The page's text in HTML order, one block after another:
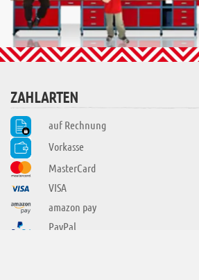
ZAHLARTEN
auf Rechnung
Vorkasse
MasterCard
VISA
amazon pay
PayPal